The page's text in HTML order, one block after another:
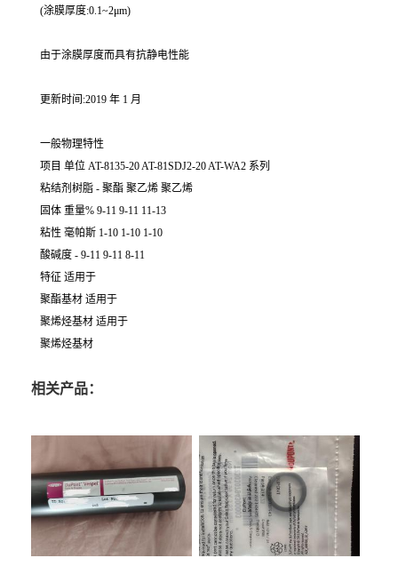
(涂膜厚度:0.1~2μm)
由于涂膜厚度而具有抗静电性能
更新时间:2019 年 1 月
一般物理特性
项目 单位 AT-8135-20 AT-81SDJ2-20 AT-WA2 系列
粘结剂树脂 - 聚酯 聚乙烯 聚乙烯
固体 重量% 9-11 9-11 11-13
粘性 毫帕斯 1-10 1-10 1-10
酸碱度 - 9-11 9-11 8-11
特征 适用于
聚酯基材 适用于
聚烯烃基材 适用于
聚烯烃基材
相关产品：